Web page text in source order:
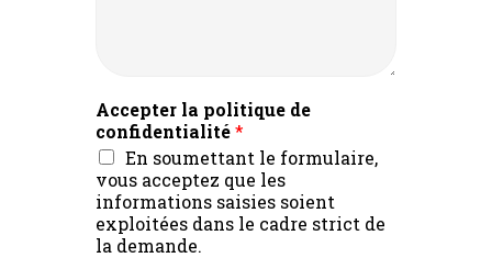
Accepter la politique de
confidentialité*
En soumettant le formulaire,
vous acceptez que les
informations saisies soient
exploitées dans le cadre strict de
la demande.